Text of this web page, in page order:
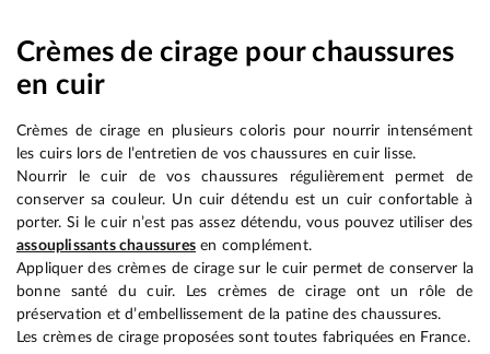
Crèmes de cirage pour chaussures
en cuir
Crèmes de cirage en plusieurs coloris pour nourrir intensément
les cuirs lors de l’entretien de vos chaussures en cuir lisse.
Nourrir le cuir de vos chaussures régulièrement permet de
conserver sa couleur. Un cuir détendu est un cuir confortable à
porter. Si le cuir n’est pas assez détendu, vous pouvez utiliser des
assouplissants chaussures en complément.
Appliquer des crèmes de cirage sur le cuir permet de conserver la
bonne santé du cuir. Les crèmes de cirage ont un rôle de
préservation et d’embellissement de la patine des chaussures.
Les crèmes de cirage proposées sont toutes fabriquées en France.